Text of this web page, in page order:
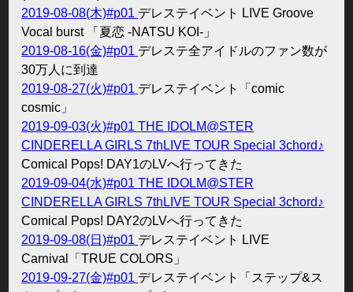
2019-08-08(木)#p01 デレステイベント LIVE Groove
Vocal burst 「夏恋 -NATSU KOI-」
2019-08-16(金)#p01 デレステ全アイドルのファン数が
30万人に到達
2019-08-27(火)#p01 デレステイベント「comic
cosmic」
2019-09-03(火)#p01THE IDOLM@STER
CINDERELLA GIRLS 7thLIVE TOUR Special 3chord♪
Comical Pops! DAY1のLVへ行ってきた
2019-09-04(水)#p01THE IDOLM@STER
CINDERELLA GIRLS 7thLIVE TOUR Special 3chord♪
Comical Pops! DAY2のLVへ行ってきた
2019-09-08(日)#p01 デレステイベント LIVE
Carnival「TRUE COLORS」
2019-09-27(金)#p01 デレステイベント「ステップ&ス